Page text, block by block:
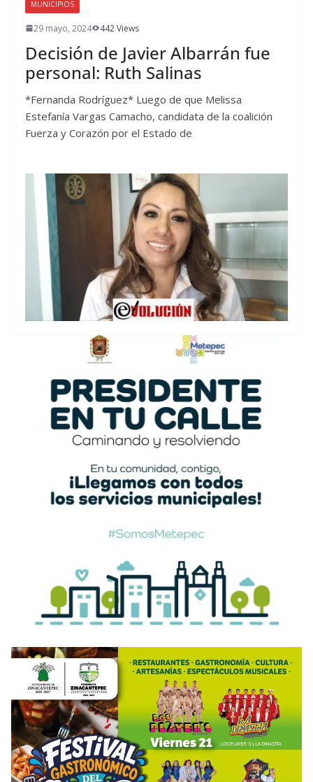
MUNICIPIOS
29 mayo, 2024 442 Views
Decisión de Javier Albarrán fue
personal: Ruth Salinas
*Fernanda Rodríguez* Luego de que Melissa
Estefanía Vargas Camacho, candidata de la coalición
Fuerza y Corazón por el Estado de